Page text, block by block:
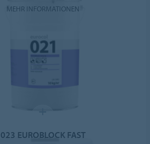
MEHR INFORMATIONEN
023 EUROBLOCK FAST